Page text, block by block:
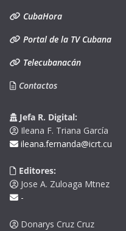
CubaHora
Portal de la TV Cubana
Telecubanacán
Contactos
Jefa R. Digital:
Ileana F. Triana García
ileana.fernanda@icrt.cu
Editores:
Jose A. Zuloaga Mtnez
-
Donarys Cruz Cruz